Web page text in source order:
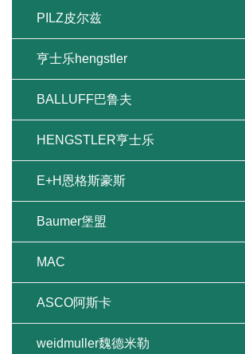
PILZ皮尔兹
亨士乐hengstler
BALLUFF巴鲁夫
HENGSTLER亨士乐
E+H恩格斯豪斯
Baumer堡盟
MAC
ASCO阿斯卡
weidmuller魏德米勒